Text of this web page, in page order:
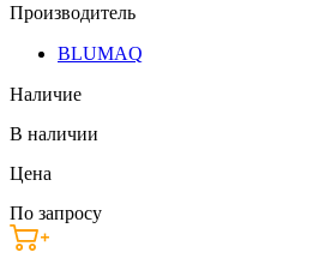
Производитель
BLUMAQ
Наличие
В наличии
Цена
По запросу